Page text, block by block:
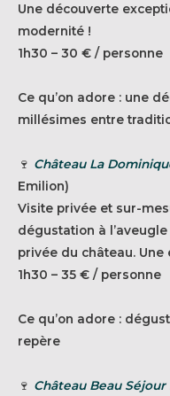
Une découverte
modernité !
1h30 – 30 € / personne
Ce qu’on adore : une
millésimes entre
🍷 Château La
Emilion)
Visite privée et sur-
dégustation à
privée du château.
1h30 – 35 € / personne
Ce qu’on adore :
repère
🍷 Château Beau Séjour